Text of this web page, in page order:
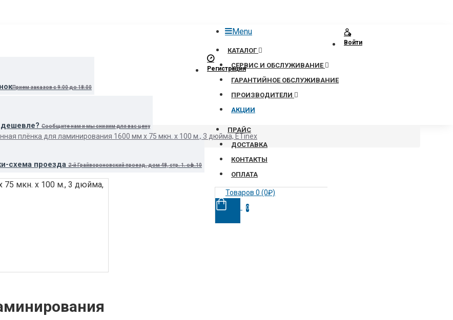
Прием заказов с 9:00 до 18:00
Сообщите нам и мы снизим для вас цену
схема проезда 2-й Грайвороновский проезд, дом 48, стр. 1. оф.10
Menu
КАТАЛОГ
СЕРВИС И ОБСЛУЖИВАНИЕ
ГАРАНТИЙНОЕ ОБСЛУЖИВАНИЕ
ПРОИЗВОДИТЕЛИ
АКЦИИ
ПРАЙС
ДОСТАВКА
КОНТАКТЫ
ОПЛАТА
Товаров 0 (0₽)
0
Войти
Регистрация
плёнка для ламинирования 1600 мм х 75 мкн. x 100 м., 3 дюйма, ETinex